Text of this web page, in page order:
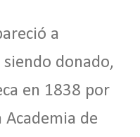
a
donado,
en 1838 por
Academia de